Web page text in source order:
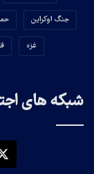
جنگ اوکراین
غزه
شبکه های